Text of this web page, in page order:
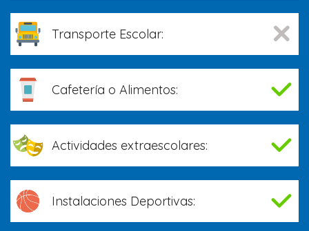
Transporte Escolar:
Cafetería o Alimentos:
Actividades extraescolares:
Instalaciones Deportivas: